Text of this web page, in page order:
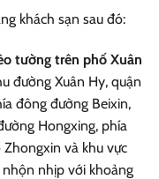
khách sạn sau đó:
tường trên phố Xuân
đường Xuân Hy, quận
đông đường Beixin,
Hongxing, phía
và khu vực
nhịp với khoảng